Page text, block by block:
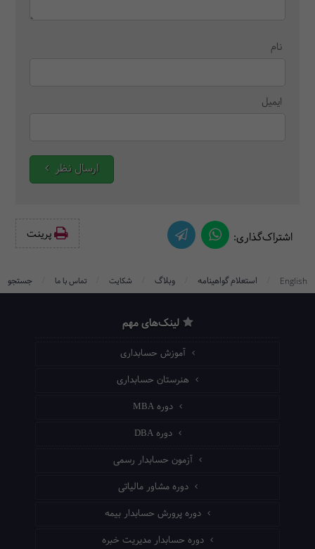
نام
ایمیل
ارسال نظر
اشتراک‌گذاری: پرینت‌
English استعلام گواهینامه وبلاگ شکایت تماس با ما جستجو
لینک‌های مهم
آموزش حسابداری
هنرستان حسابداری
دوره MBA
دوره DBA
آزمون حسابدار رسمی
دوره مشاور مالیاتی
دوره پرورش حسابدار بیمه
دوره حسابدار مدیریت خبره